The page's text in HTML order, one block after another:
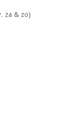
za & zo)